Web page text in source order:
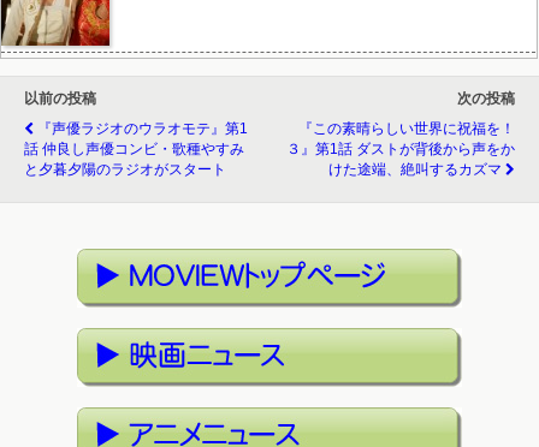
以前の投稿
『声優ラジオのウラオモテ』第1
話 仲良し声優コンビ・歌種やすみ
と夕暮夕陽のラジオがスタート
次の投稿
『この素晴らしい世界に祝福を！
３』第1話 ダストが背後から声をか
けた途端、絶叫するカズマ